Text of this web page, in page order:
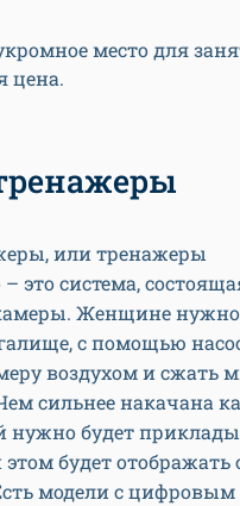
место для
цена.
или тренажеры
это система,
Женщине нужно
с помощью
воздухом и
сильнее накачана
нужно будет
будет отображать
модели с